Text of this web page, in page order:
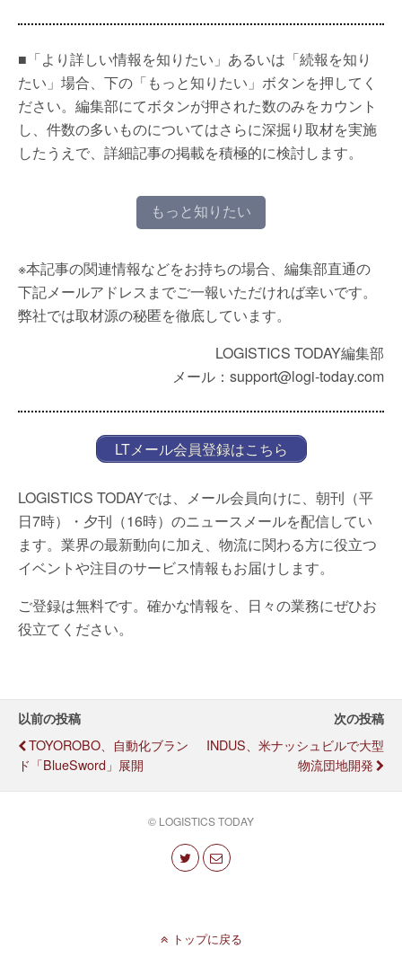
■「より詳しい情報を知りたい」あるいは「続報を知り
たい」場合、下の「もっと知りたい」ボタンを押してく
ださい。編集部にてボタンが押された数のみをカウント
し、件数の多いものについてはさらに深掘り取材を実施
したうえで、詳細記事の掲載を積極的に検討します。
もっと知りたい
※本記事の関連情報などをお持ちの場合、編集部直通の
下記メールアドレスまでご一報いただければ幸いです。
弊社では取材源の秘匿を徹底しています。
LOGISTICS TODAY編集部
メール：support@logi-today.com
LTメール会員登録はこちら
LOGISTICS TODAYでは、メール会員向けに、朝刊（平
日7時）・夕刊（16時）のニュースメールを配信してい
ます。業界の最新動向に加え、物流に関わる方に役立つ
イベントや注目のサービス情報もお届けします。
ご登録は無料です。確かな情報を、日々の業務にぜひお
役立てください。
以前の投稿
TOYOROBO、自動化ブラン
ド「BlueSword」展開
次の投稿
INDUS、米ナッシュビルで大型
物流団地開発
© LOGISTICS TODAY
トップに戻る